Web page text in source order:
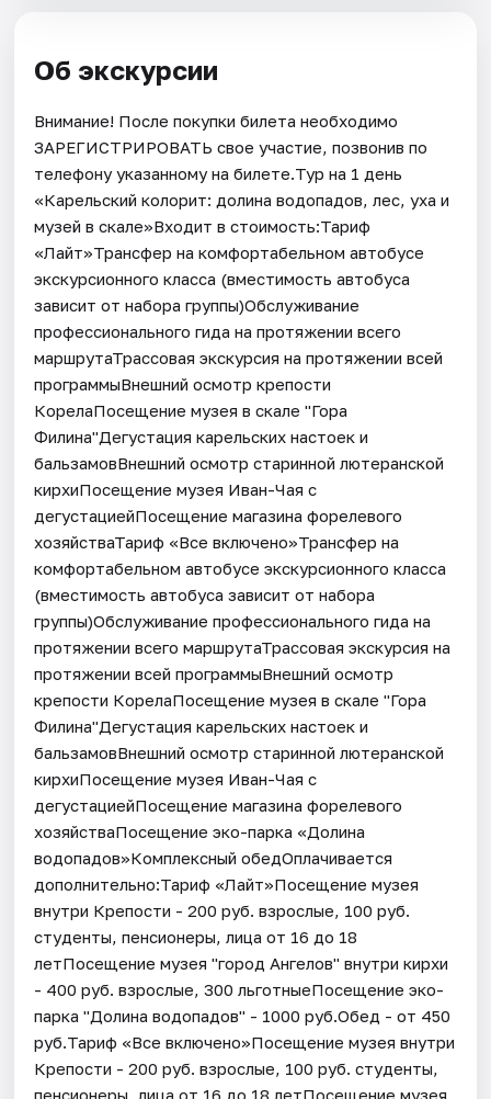
Об экскурсии
Внимание! После покупки билета необходимо
ЗАРЕГИСТРИРОВАТЬ свое участие, позвонив по
телефону указанному на билете.Тур на 1 день
«Карельский колорит: долина водопадов, лес, уха и
музей в скале»Входит в стоимость:Тариф
«Лайт»Трансфер на комфортабельном автобусе
экскурсионного класса (вместимость автобуса
зависит от набора группы)Обслуживание
профессионального гида на протяжении всего
маршрутаТрассовая экскурсия на протяжении всей
программыВнешний осмотр крепости
КорелаПосещение музея в скале "Гора
Филина"Дегустация карельских настоек и
бальзамовВнешний осмотр старинной лютеранской
кирхиПосещение музея Иван-Чая с
дегустациейПосещение магазина форелевого
хозяйстваТариф «Все включено»Трансфер на
комфортабельном автобусе экскурсионного класса
(вместимость автобуса зависит от набора
группы)Обслуживание профессионального гида на
протяжении всего маршрутаТрассовая экскурсия на
протяжении всей программыВнешний осмотр
крепости КорелаПосещение музея в скале "Гора
Филина"Дегустация карельских настоек и
бальзамовВнешний осмотр старинной лютеранской
кирхиПосещение музея Иван-Чая с
дегустациейПосещение магазина форелевого
хозяйстваПосещение эко-парка «Долина
водопадов»Комплексный обедОплачивается
дополнительно:Тариф «Лайт»Посещение музея
внутри Крепости - 200 руб. взрослые, 100 руб.
студенты, пенсионеры, лица от 16 до 18
летПосещение музея "город Ангелов" внутри кирхи
- 400 руб. взрослые, 300 льготныеПосещение эко-
парка "Долина водопадов" - 1000 руб.Обед - от 450
руб.Тариф «Все включено»Посещение музея внутри
Крепости - 200 руб. взрослые, 100 руб. студенты,
пенсионеры, лица от 16 до 18 летПосещение музея